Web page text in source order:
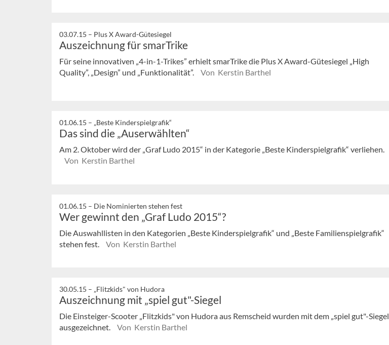
03.07.15 – Plus X Award-Gütesiegel
Auszeichnung für smarTrike
Für seine innovativen „4-in-1-Trikes” erhielt smarTrike die Plus X Award-Gütesiegel „High
Quality”, „Design” und „Funktionalität”.
Von Kerstin Barthel
01.06.15 – „Beste Kinderspielgrafik“
Das sind die „Auserwählten“
Am 2. Oktober wird der „Graf Ludo 2015“ in der Kategorie „Beste Kinderspielgrafik“ verliehen.
Von Kerstin Barthel
01.06.15 – Die Nominierten stehen fest
Wer gewinnt den „Graf Ludo 2015“?
Die Auswahllisten in den Kategorien „Beste Kinderspielgrafik“ und „Beste Familienspielgrafik“
stehen fest.
Von Kerstin Barthel
30.05.15 – „Flitzkids" von Hudora
Auszeichnung mit „spiel gut"-Siegel
Die Einsteiger-Scooter „Flitzkids" von Hudora aus Remscheid wurden mit dem „spiel gut"-Siegel
ausgezeichnet.
Von Kerstin Barthel